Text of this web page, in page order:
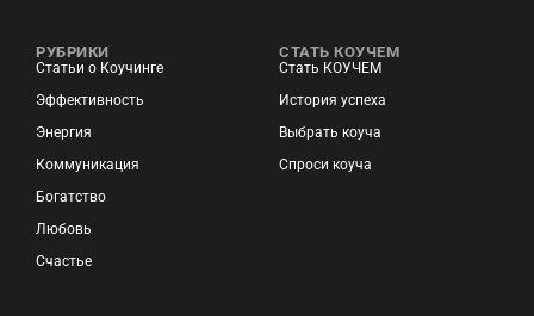
РУБРИКИ
Статьи о Коучинге
Эффективность
Энергия
Коммуникация
Богатство
Любовь
Счастье
СТАТЬ КОУЧЕМ
Стать КОУЧЕМ
История успеха
Выбрать коуча
Спроси коуча